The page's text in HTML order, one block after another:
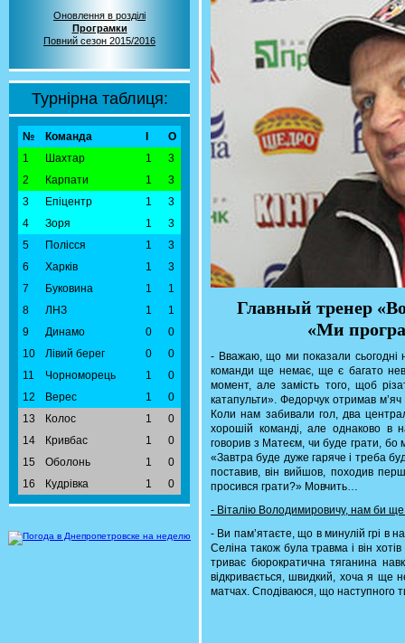
Оновлення в розділі
Програмки
Повний сезон 2015/2016
Турнірна таблиця:
№ Команда
О
1
Шахтар 1
3
2
Карпати 1
3
3
Епіцентр 1
3
4
Зоря 1
3
5
Полісся 1
3
6
Харків 1
3
7
Буковина 1
1
8
ЛНЗ 1
1
9
Динамо 0
0
10
Лівий берег 0
0
11
Чорноморець 1
0
12
Верес 1
0
13
Колос 1
0
14
Кривбас 1
0
15
Оболонь 1
0
16
Кудрівка 1 0
Главный тренер
«Ми
- Вважаю, що ми показали сьогодні
команди ще немає, ще є багато
момент, але замість того, щоб
катапульти». Федорчук отримав
Коли нам забивали гол, два
хорошій команді, але однаково в
говорив з Матеєм, чи буде грати,
«Завтра буде дуже гаряче і треба
поставив, він вийшов, походив
просився грати?» Мовчить…
- Віталію Володимировичу, нам би
- Ви пам’ятаєте, що в минулій грі в
Селіна також була травма і він
триває бюрократична тяганина
відкривається, швидкий, хоча я ще
матчах. Сподіваюся, що наступного